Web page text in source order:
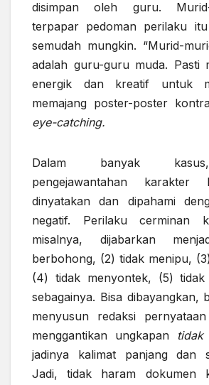
disimpan oleh guru.
terpapar pedoman perilaku
semudah mungkin. “Murid-
adalah guru-guru muda. Pasti
energik dan kreatif untuk
memajang poster-poster
eye-catching.
Dalam banyak
pengejawantahan karakter
dinyatakan dan dipahami
negatif. Perilaku cerminan
misalnya, dijabarkan
berbohong, (2) tidak menipu,
(4) tidak menyontek, (5)
sebagainya. Bisa dibayangkan,
menyusun redaksi
menggantikan ungkapan
tidak
jadinya kalimat panjang dan
Jadi, tidak haram dokumen